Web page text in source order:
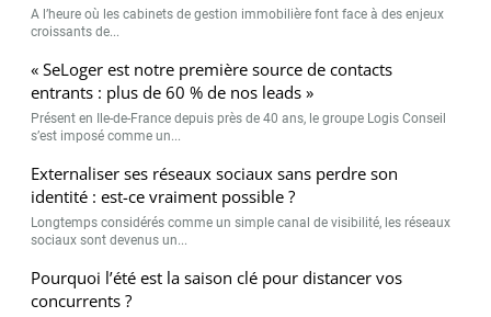
A l’heure où les cabinets de gestion immobilière font face à des enjeux
croissants de...
« SeLoger est notre première source de contacts
entrants : plus de 60 % de nos leads »
Présent en Ile-de-France depuis près de 40 ans, le groupe Logis Conseil
s’est imposé comme un...
Externaliser ses réseaux sociaux sans perdre son
identité : est-ce vraiment possible ?
Longtemps considérés comme un simple canal de visibilité, les réseaux
sociaux sont devenus un...
Pourquoi l’été est la saison clé pour distancer vos
concurrents ?